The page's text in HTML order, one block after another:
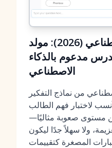
ماثوس للذكاء الاصطناعي (2026): مولد
مدعوم بالذكاء
الاصطناعي
من نماذج التفكير
لاختبار فهم الطالب
مستوى صعوبة مثاليًا—
ولا سهلاً جدًا ليكون
المصغرة كتقييمات